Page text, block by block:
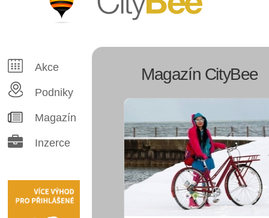
CityBee
Akce
Podniky
Magazín
Inzerce
Magazín CityBee